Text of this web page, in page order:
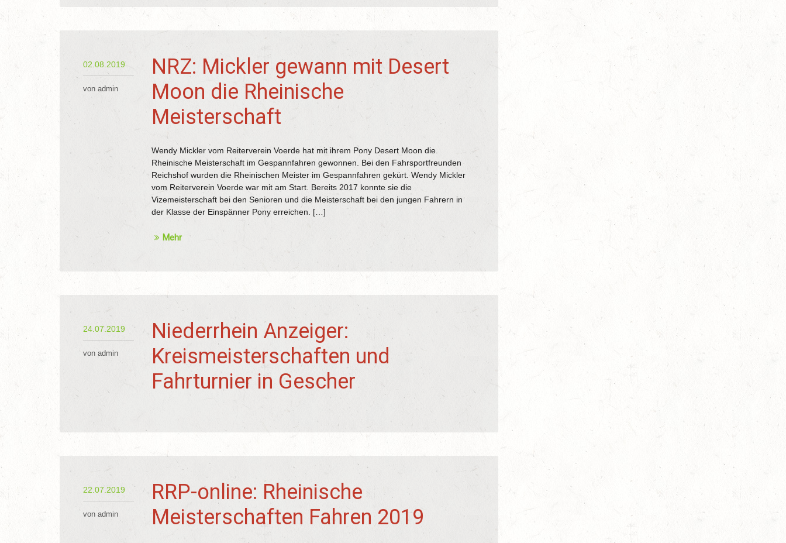
02.08.2019
von admin
NRZ: Mickler gewann mit Desert
Moon die Rheinische
Meisterschaft
Wendy Mickler vom Reiterverein Voerde hat mit ihrem Pony Desert Moon die
Rheinische Meisterschaft im Gespannfahren gewonnen. Bei den Fahrsportfreunden
Reichshof wurden die Rheinischen Meister im Gespannfahren gekürt. Wendy Mickler
vom Reiterverein Voerde war mit am Start. Bereits 2017 konnte sie die
Vizemeisterschaft bei den Senioren und die Meisterschaft bei den jungen Fahrern in
der Klasse der Einspänner Pony erreichen. […]
Mehr
24.07.2019
von admin
Niederrhein Anzeiger:
Kreismeisterschaften und
Fahrturnier in Gescher
22.07.2019
von admin
RRP-online: Rheinische
Meisterschaften Fahren 2019